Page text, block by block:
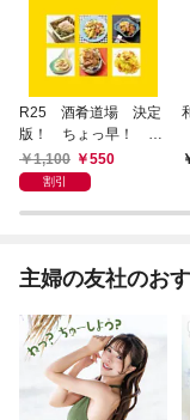
R25 酒肴道場 決定
版！ ちょっ早！ 絶
品おかず65
1,100 550
割引
主婦の友社のお